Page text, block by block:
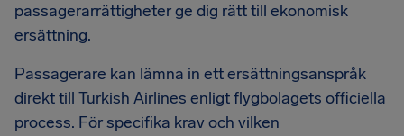
passagerarrättigheter ge dig rätt till ekonomisk
ersättning.
Passagerare kan lämna in ett ersättningsanspråk
direkt till Turkish Airlines enligt flygbolagets officiella
process. För specifika krav och vilken